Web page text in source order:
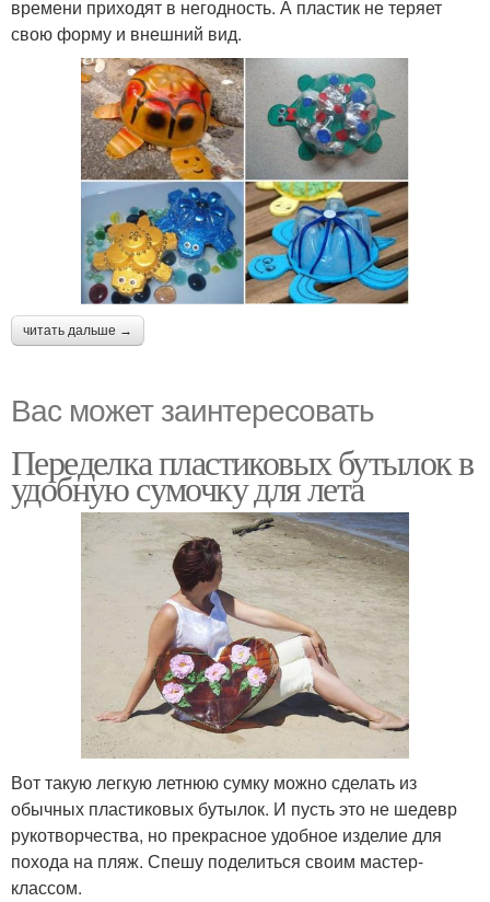
времени приходят в негодность. А пластик не теряет
свою форму и внешний вид.
читать дальше →
Вас может заинтересовать
Переделка пластиковых бутылок в
удобную сумочку для лета
Вот такую легкую летнюю сумку можно сделать из
обычных пластиковых бутылок. И пусть это не шедевр
рукотворчества, но прекрасное удобное изделие для
похода на пляж. Спешу поделиться своим мастер-
классом.